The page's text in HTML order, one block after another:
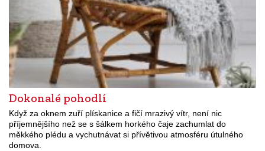
Dokonalé pohodlí
Když za oknem zuří plískanice a fičí mrazivý vítr, není nic
příjemnějšího než se s šálkem horkého čaje zachumlat do
měkkého plédu a vychutnávat si přívětivou atmosféru útulného
domova.